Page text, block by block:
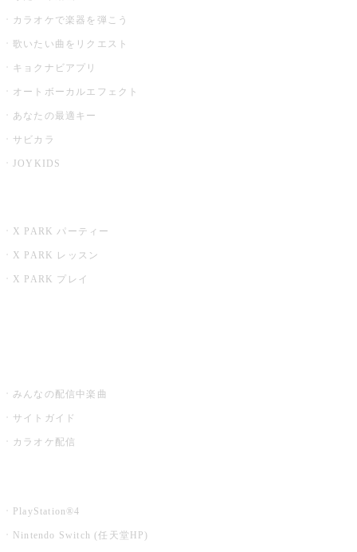
カラオケで楽器を弾こう
歌いたい曲をリクエスト
キョクナビアプリ
オートボーカルエフェクト
あなたの最適キー
サビカラ
JOYKIDS
X PARK パーティー
X PARK レッスン
X PARK プレイ
みんなの配信中楽曲
サイトガイド
カラオケ配信
PlayStation®4
Nintendo Switch (任天堂HP)